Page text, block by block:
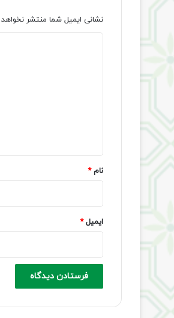
نشانی ایمیل شما منتشر
نام*
ایمیل*